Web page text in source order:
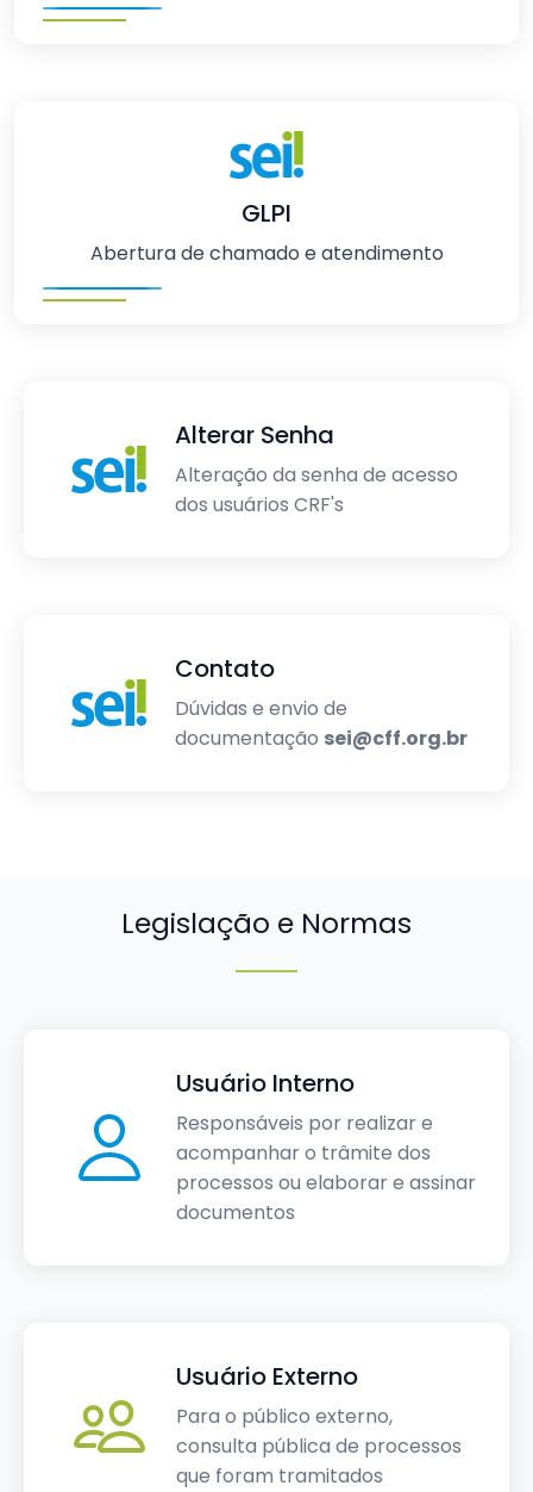
GLPI
Abertura de chamado e atendimento
Alterar Senha
Alteração da senha de acesso
dos usuários CRF's
Contato
Dúvidas e envio de
documentação sei@cff.org.br
Legislação e Normas
Usuário Interno
Responsáveis por realizar e
acompanhar o trâmite dos
processos ou elaborar e assinar
documentos
Usuário Externo
Para o público externo,
consulta pública de processos
que foram tramitados